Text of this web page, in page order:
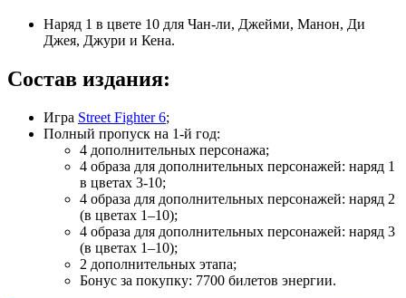
нет в наличии
нет в наличии
Наряд 1 в цвете 10 для Чан-ли, Джейми, Манон, Ди
Джея, Джури и Кена.
Состав издания:
Игра Street Fighter 6;
Полный пропуск на 1-й год:
4 дополнительных персонажа;
4 образа для дополнительных персонажей: наряд 1
в цветах 3-10;
4 образа для дополнительных персонажей: наряд 2
(в цветах 1–10);
4 образа для дополнительных персонажей: наряд 3
(в цветах 1–10);
2 дополнительных этапа;
Бонус за покупку: 7700 билетов энергии.